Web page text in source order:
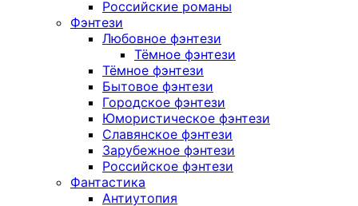
Российские романы
Фэнтези
Любовное фэнтези
Тёмное фэнтези
Тёмное фэнтези
Бытовое фэнтези
Городское фэнтези
Юмористическое фэнтези
Славянское фэнтези
Зарубежное фэнтези
Российское фэнтези
Фантастика
Антиутопия